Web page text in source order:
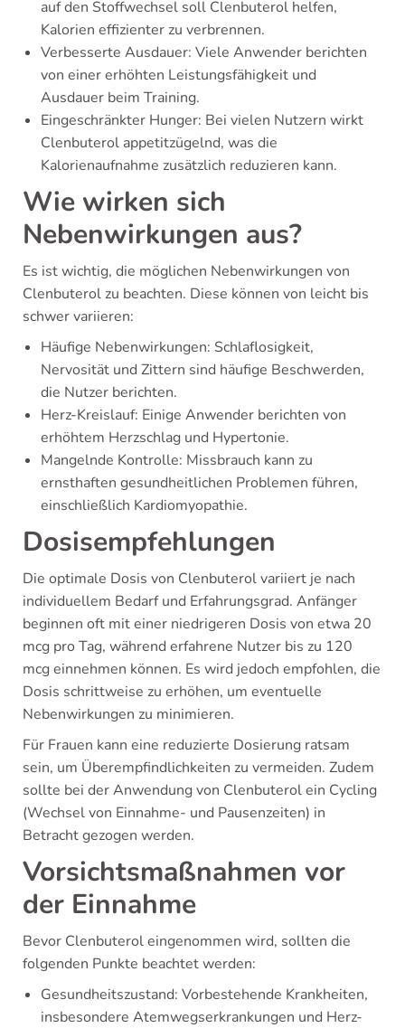
auf den Stoffwechsel soll Clenbuterol helfen,
Kalorien effizienter zu verbrennen.
Verbesserte Ausdauer: Viele Anwender berichten
von einer erhöhten Leistungsfähigkeit und
Ausdauer beim Training.
Eingeschränkter Hunger: Bei vielen Nutzern wirkt
Clenbuterol appetitzügelnd, was die
Kalorienaufnahme zusätzlich reduzieren kann.
Wie wirken sich
Nebenwirkungen aus?
Es ist wichtig, die möglichen Nebenwirkungen von
Clenbuterol zu beachten. Diese können von leicht bis
schwer variieren:
Häufige Nebenwirkungen: Schlaflosigkeit,
Nervosität und Zittern sind häufige Beschwerden,
die Nutzer berichten.
Herz-Kreislauf: Einige Anwender berichten von
erhöhtem Herzschlag und Hypertonie.
Mangelnde Kontrolle: Missbrauch kann zu
ernsthaften gesundheitlichen Problemen führen,
einschließlich Kardiomyopathie.
Dosisempfehlungen
Die optimale Dosis von Clenbuterol variiert je nach
individuellem Bedarf und Erfahrungsgrad. Anfänger
beginnen oft mit einer niedrigeren Dosis von etwa 20
mcg pro Tag, während erfahrene Nutzer bis zu 120
mcg einnehmen können. Es wird jedoch empfohlen, die
Dosis schrittweise zu erhöhen, um eventuelle
Nebenwirkungen zu minimieren.
Für Frauen kann eine reduzierte Dosierung ratsam
sein, um Überempfindlichkeiten zu vermeiden. Zudem
sollte bei der Anwendung von Clenbuterol ein Cycling
(Wechsel von Einnahme- und Pausenzeiten) in
Betracht gezogen werden.
Vorsichtsmaßnahmen vor
der Einnahme
Bevor Clenbuterol eingenommen wird, sollten die
folgenden Punkte beachtet werden:
Gesundheitszustand: Vorbestehende Krankheiten,
insbesondere Atemwegserkrankungen und Herz-